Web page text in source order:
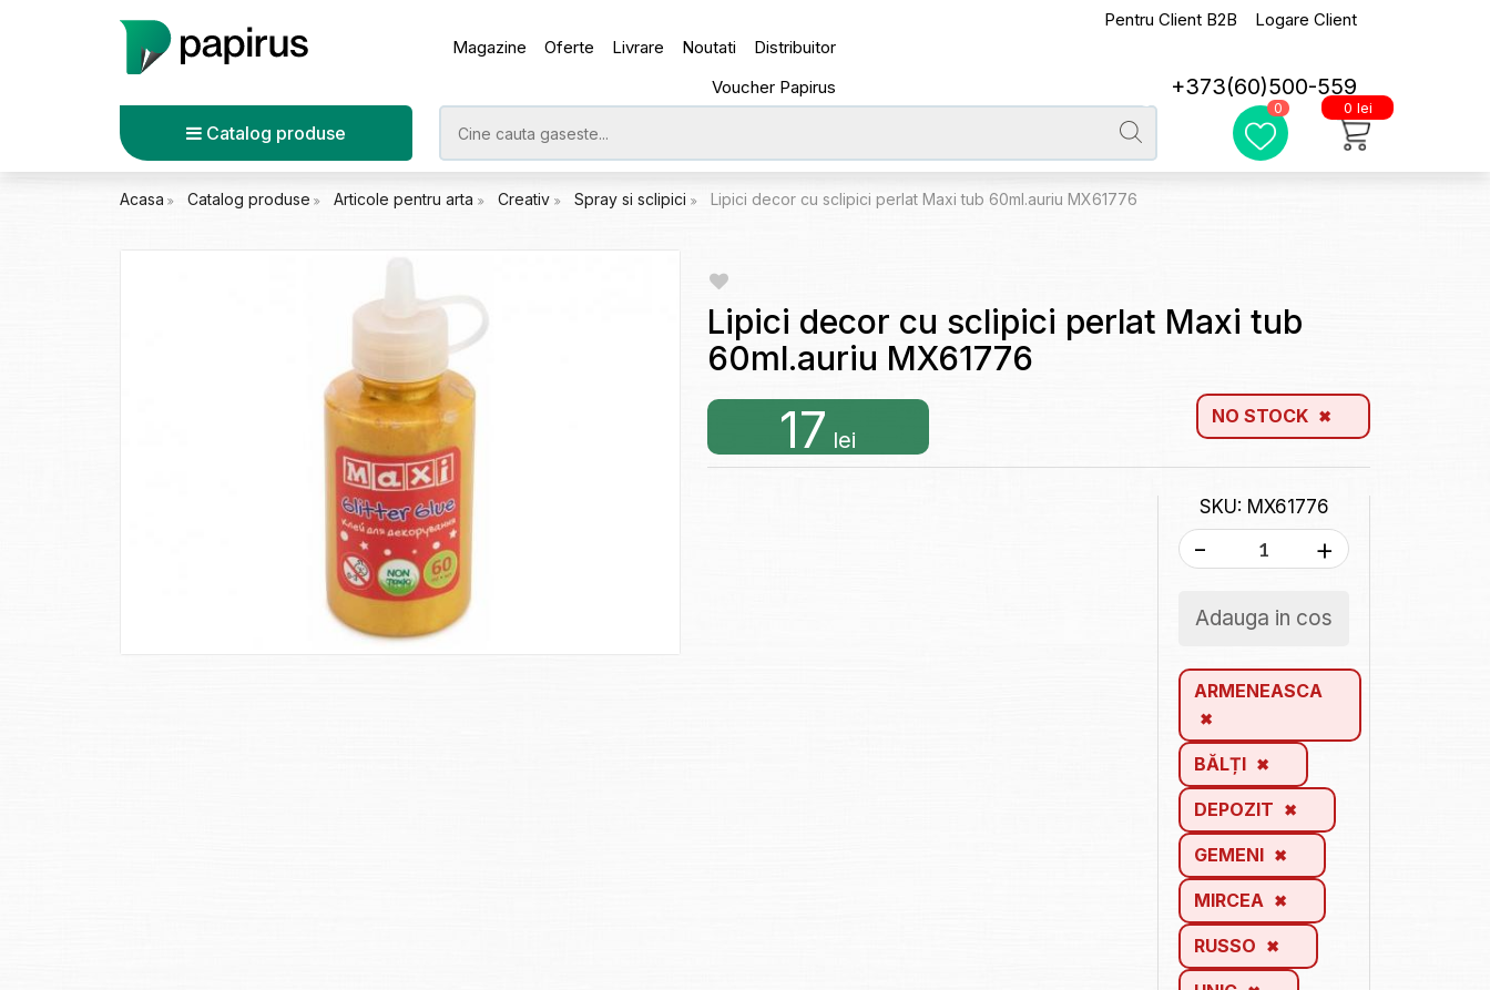
Magazine Oferte Livrare Noutati
Distribuitor
Voucher Papirus
Pentru Client B2B Logare Client
+373(60)500-559
Catalog produse
0 0 lei
Acasa Catalog produse Articole pentru arta Creativ Spray si sclipici Lipici decor cu sclipici perlat Maxi tub 60ml.auriu MX61776
Lipici decor cu sclipici perlat Maxi tub
60ml.auriu MX61776
17 lei
NO STOCK
SKU: MX61776
- +
Adauga in cos
ARMENEASCA
BĂLȚI
DEPOZIT
GEMENI
MIRCEA
RUSSO